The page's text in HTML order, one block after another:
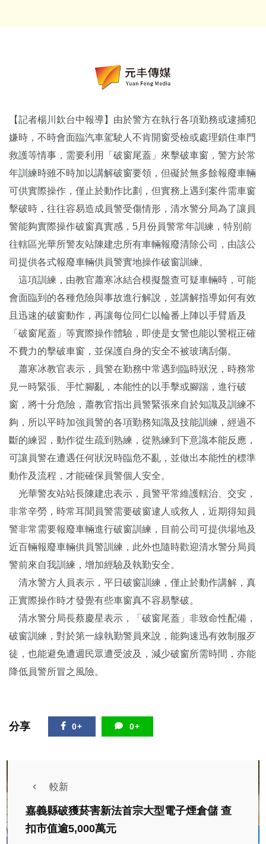
【記者楊川欽台中報導】由於警方在執行各項勤務或逮捕犯
嫌時，不時會面臨汽車駕駛人不肯開窗受檢或處理鎖住車門
救護等情事，需要利用「破窗尾蓋」來擊破車窗，警方於常
年訓練時雖不時加以講解破窗要領，但礙於無多餘報廢車輛
可供實際操作，僅止於動作比劃，但實務上遇到案件需車窗
擊破時，往往容易造成員警受傷情形，清水警分局為了讓員
警能夠實際操作破窗真實感，5月份員警常年訓練，特別前
往轄區光華所警友站陳建忠所有車輛報廢清除公司，由該公
司提供各式報廢車輛供員警實地操作破窗訓練。
這項訓練，由教官蕭寒冰結合模擬盤查可疑車輛時，可能
會面臨到的各種危險與事故進行解說，並講解指導如何有效
且迅速的破窗動作，再讓每位同仁以輪番上陣以手臂盾及
「破窗尾蓋」等實際操作體驗，即使是女警也能以警棍正確
不費力的擊破車窗，並保護自身的安全不被玻璃刮傷。
蕭寒冰教官表示，員警在勤務中常遇到臨時狀況，時務常
見一時緊張、手忙腳亂，本能性的以手擊或腳踹，進行破
窗，將十分危險，蕭教官指出員警緊張來自於知識及訓練不
夠，所以平時加強員警的各項勤務知識及技能訓練，經過不
斷的練習，動作從生疏到熟練，從熟練到下意識本能反應，
可讓員警在遭遇任何狀況時臨危不亂，並做出本能性的標準
動作及流程，才能確保員警個人安全。
光華警友站站長陳建忠表示，員警平常維護轄治、交安，
非常辛勞，時常耳聞員警需要破窗逮人或救人，近期得知員
警非常需要報廢車輛進行破窗訓練，目前公司可提供場地及
近百輛報廢車輛供員警訓練，此外也隨時歡迎清水警分局員
警前來自我訓練，增加經驗及執勤安全。
清水警方人員表示，平日破窗訓練，僅止於動作講解，真
正實際操作時才發覺有些車窗真不容易擊破。
清水警分局長蔡慶星表示，「破窗尾蓋」非致命性配備，
破窗訓練，對於第一線執勤警員來說，能夠速迅有效制服歹
徒，也能避免遭週民眾遭受波及，減少破窗所需時間，亦能
降低員警所冒之風險。
分享 0+ 0+
較新
嘉義縣破獲菸害新法首宗大型電子煙倉儲 查
扣市值逾5,000萬元